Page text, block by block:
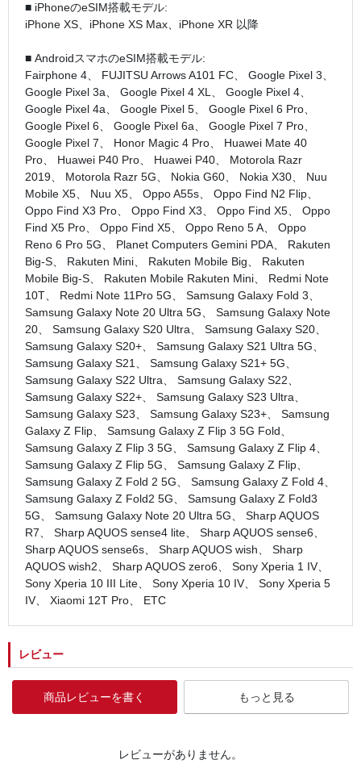
■ iPhoneのeSIM搭載モデル:
iPhone XS、iPhone XS Max、iPhone XR 以降
■ AndroidスマホのeSIM搭載モデル:
Fairphone 4、 FUJITSU Arrows A101 FC、 Google Pixel 3、
Google Pixel 3a、 Google Pixel 4 XL、 Google Pixel 4、
Google Pixel 4a、 Google Pixel 5、 Google Pixel 6 Pro、
Google Pixel 6、 Google Pixel 6a、 Google Pixel 7 Pro、
Google Pixel 7、 Honor Magic 4 Pro、 Huawei Mate 40
Pro、 Huawei P40 Pro、 Huawei P40、 Motorola Razr
2019、 Motorola Razr 5G、 Nokia G60、 Nokia X30、 Nuu
Mobile X5、 Nuu X5、 Oppo A55s、 Oppo Find N2 Flip、
Oppo Find X3 Pro、 Oppo Find X3、 Oppo Find X5、 Oppo
Find X5 Pro、 Oppo Find X5、 Oppo Reno 5 A、 Oppo
Reno 6 Pro 5G、 Planet Computers Gemini PDA、 Rakuten
Big‑S、 Rakuten Mini、 Rakuten Mobile Big、 Rakuten
Mobile Big-S、 Rakuten Mobile Rakuten Mini、 Redmi Note
10T、 Redmi Note 11Pro 5G、 Samsung Galaxy Fold 3、
Samsung Galaxy Note 20 Ultra 5G、 Samsung Galaxy Note
20、 Samsung Galaxy S20 Ultra、 Samsung Galaxy S20、
Samsung Galaxy S20+、 Samsung Galaxy S21 Ultra 5G、
Samsung Galaxy S21、 Samsung Galaxy S21+ 5G、
Samsung Galaxy S22 Ultra、 Samsung Galaxy S22、
Samsung Galaxy S22+、 Samsung Galaxy S23 Ultra、
Samsung Galaxy S23、 Samsung Galaxy S23+、 Samsung
Galaxy Z Flip、 Samsung Galaxy Z Flip 3 5G Fold、
Samsung Galaxy Z Flip 3 5G、 Samsung Galaxy Z Flip 4、
Samsung Galaxy Z Flip 5G、 Samsung Galaxy Z Flip、
Samsung Galaxy Z Fold 2 5G、 Samsung Galaxy Z Fold 4、
Samsung Galaxy Z Fold2 5G、 Samsung Galaxy Z Fold3
5G、 Samsung Galaxy Note 20 Ultra 5G、 Sharp AQUOS
R7、 Sharp AQUOS sense4 lite、 Sharp AQUOS sense6、
Sharp AQUOS sense6s、 Sharp AQUOS wish、 Sharp
AQUOS wish2、 Sharp AQUOS zero6、 Sony Xperia 1 IV、
Sony Xperia 10 III Lite、 Sony Xperia 10 IV、 Sony Xperia 5
IV、 Xiaomi 12T Pro、 ETC
レビュー
商品レビューを書く もっと見る
レビューがありません。